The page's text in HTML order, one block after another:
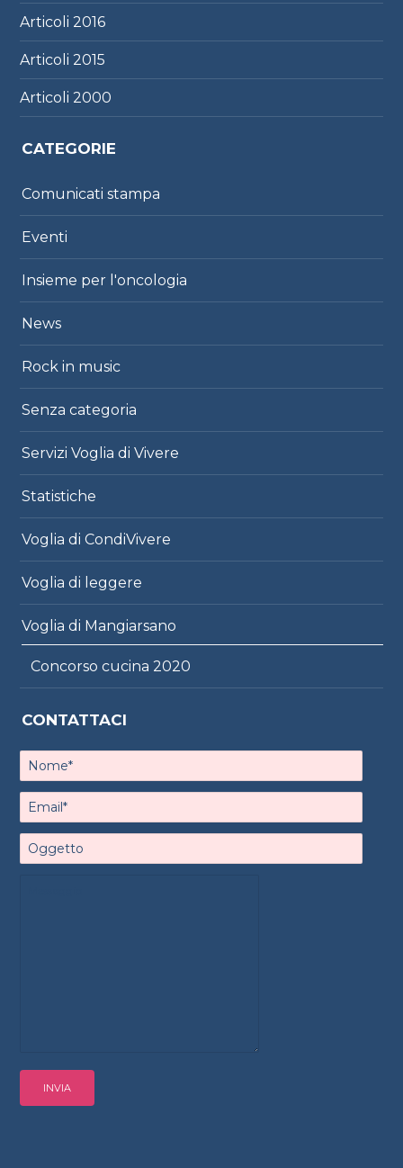
Articoli2016
Articoli2015
Articoli2000
CATEGORIE
Comunicati stampa
Eventi
Insieme per l'oncologia
News
Rock in music
Senza categoria
Servizi Voglia di Vivere
Statistiche
Voglia di CondiVivere
Voglia di leggere
Voglia di Mangiarsano
Concorso cucina 2020
CONTATTACI